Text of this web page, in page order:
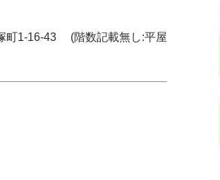
町1-16-43 (階数記載無し:平屋